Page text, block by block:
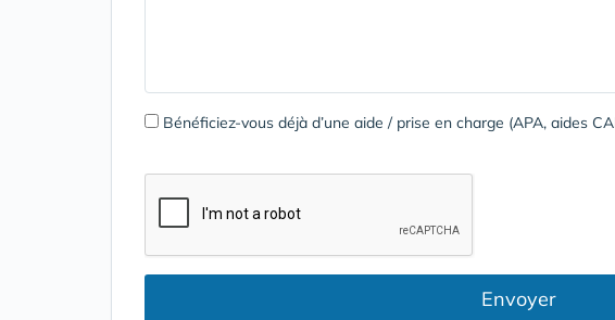
Bénéficiez-vous déjà d’une aide / prise en charge (APA, aides
Envoyer